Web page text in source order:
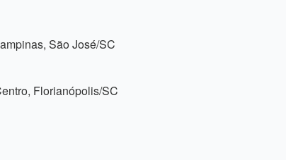
São José/SC
Florianópolis/SC